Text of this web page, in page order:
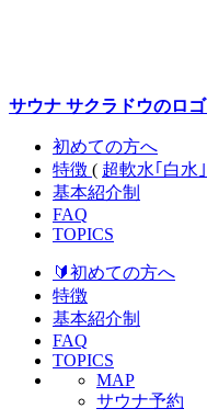
サウナ サクラドウのロゴ
初めての方へ
特徴 ( 超軟水｢白水｣
基本紹介制
FAQ
TOPICS
🔰初めての方へ
特徴
基本紹介制
FAQ
TOPICS
MAP
サウナ予約